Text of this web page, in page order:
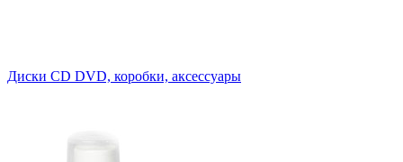
Диски CD DVD, коробки, аксессуары